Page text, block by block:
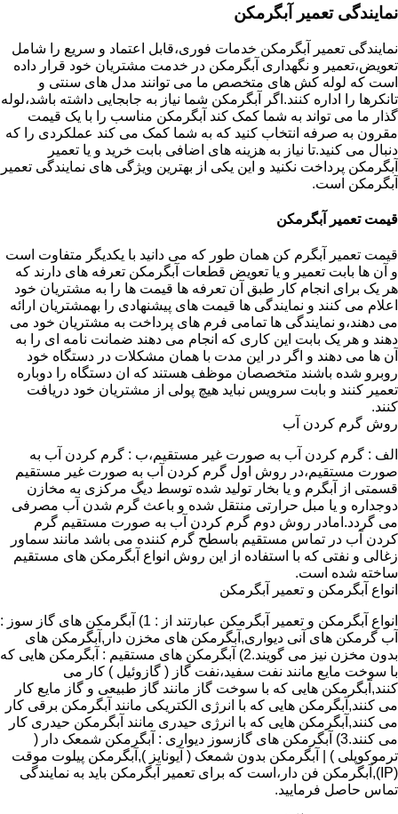
نمایندگی تعمیر آبگرمکن
نمایندگی تعمیر آبگرمکن خدمات فوری،قابل اعتماد و سریع را شامل
تعویض،تعمیر و نگهداری آبگرمکن در خدمت مشتریان خود قرار داده
است که لوله کش های متخصص ما می توانند مدل های سنتی و
تانکرها را اداره کنند.اگر آبگرمکن شما نیاز به جابجایی داشته باشد،لوله
گذار ما می تواند به شما کمک کند آبگرمکن مناسب را با یک قیمت
مقرون به صرفه انتخاب کنید که به شما کمک می کند عملکردی را که
دنبال می کنید.تا نیاز به هزینه های اضافی بابت خرید و یا تعمیر
آبگرمکن پرداخت نکنید و این یکی از بهترین ویژگی های نمایندگی تعمیر
آبگرمکن است.
قیمت تعمیر آبگرمکن
قیمت تعمیر آبگرم کن همان طور که می دانید با یکدیگر متفاوت است
و آن ها بابت تعمیر و یا تعویض قطعات آبگرمکن تعرفه های دارند که
هر یک برای انجام کار طبق آن تعرفه ها قیمت ها را به مشتریان خود
اعلام می کنند و نمایندگی ها قیمت های پیشنهادی را بهمشتریان ارائه
می دهند،و نمایندگی ها تمامی فرم های پرداخت به مشتریان خود می
دهند و هر یک بابت این کاری که انجام می دهند ضمانت نامه ای را به
آن ها می دهند و اگر در این مدت با همان مشکلات در دستگاه خود
روبرو شده باشند متخصصان موظف هستند که ان دستگاه را دوباره
تعمیر کنند و بابت سرویس نباید هیچ پولی از مشتریان خود دریافت
کنند.
روش گرم کردن آب
الف : گرم کردن آب به صورت غیر مستقیم،ب : گرم کردن آب به
صورت مستقیم،در روش اول گرم کردن آب به صورت غیر مستقیم
قسمتی از آبگرم و یا بخار تولید شده توسط دیگ مرکزی به مخازن
دوجداره و یا مبل حرارتی منتقل شده و باعث گرم شدن آب مصرفی
می گردد.امادر روش دوم گرم کردن آب به صورت مستقیم گرم
کردن آب در تماس مستقیم باسطح گرم کننده می باشد مانند سماور
زغالی و نفتی که با استفاده از این روش انواع آبگرمکن های مستقیم
ساخته شده است.
انواع آبگرمکن و تعمیر آبگرمکن
انواع آبگرمکن و تعمیر آبگرمکن عبارتند از : 1) آبگرمکن های گاز سوز :
آب گرمکن های آنی دیواری,آبگرمکن های مخزن دار,آبگرمکن های
بدون مخزن نیز می گویند.2) آبگرمکن های مستقیم : آبگرمکن هایی که
با سوخت مایع مانند نفت سفید،نفت گاز ( گازوئیل ) کار می
کنند,آبگرمکن هایی که با سوخت گاز مانند گاز طبیعی و گاز مایع کار
می کنند,آبگرمکن هایی که با انرژی الکتریکی مانند آبگرمکن برقی کار
می کنند,آبگرمکن هایی که با انرژی حیدری مانند آبگرمکن حیدری کار
می کنند.3) آبگرمکن های گازسوز دیواری : آبگرمکن شمعک دار (
ترموکوپلی ) | آبگرمکن بدون شمعک ( آیونایز ),آبگرمکن پیلوت موقت
(IP),آبگرمکن فن دار،است که برای تعمیر آبگرمکن باید به نمایندگی
تماس حاصل فرمایید.